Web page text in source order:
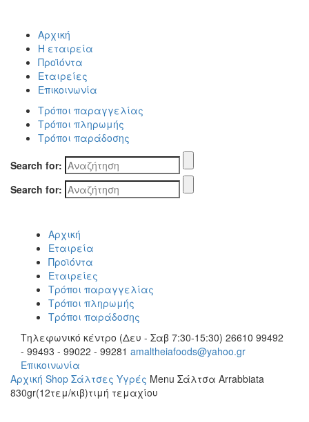
Αρχική
Η εταιρεία
Προϊόντα
Εταιρείες
Επικοινωνία
Τρόποι παραγγελίας
Τρόποι πληρωμής
Τρόποι παράδοσης
Search for:
Search for:
Αρχική
Εταιρεία
Προϊόντα
Εταιρείες
Τρόποι παραγγελίας
Τρόποι πληρωμής
Τρόποι παράδοσης
Τηλεφωνικό κέντρο (Δευ - Σαβ 7:30-15:30) 26610 99492
- 99493 - 99022 - 99281 amaltheiafoods@yahoo.gr
Επικοινωνία
Αρχική Shop Σάλτσες Υγρές Μenu Σάλτσα Arrabbiata
830gr(12τεμ/κιβ)τιμή τεμαχίου